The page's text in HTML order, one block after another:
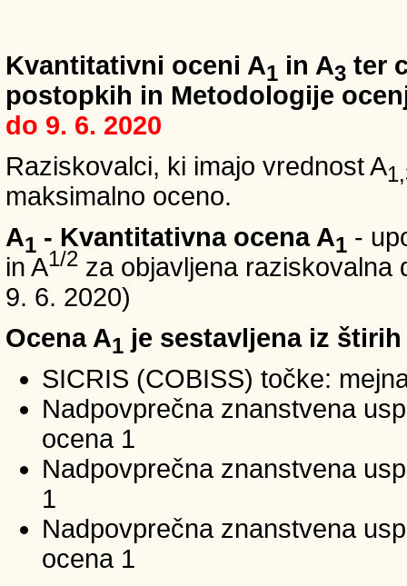
Kvantitativni oceni A1 in A3 ter
postopkih in Metodologije
do 9. 6. 2020
Raziskovalci, ki imajo vrednost A
maksimalno oceno.
A1 - Kvantitativna ocena A1 -
in A1/2 za objavljena raziskovalna
9. 6. 2020)
Ocena A1 je sestavljena iz
SICRIS (COBISS) točke:
Nadpovprečna znanstvena
ocena 1
Nadpovprečna znanstvena
1
Nadpovprečna znanstvena
ocena 1